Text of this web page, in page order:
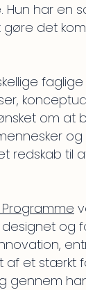
Hun har en
det
faglige
om at
og
redskab til
designet og
af et stærkt
gennem